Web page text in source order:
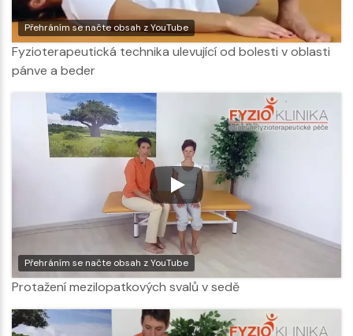
Přehráním se načte obsah z YouTube
Fyzioterapeutická technika ulevující od bolesti v oblasti
pánve a beder
Přehráním se načte obsah z YouTube
Protažení mezilopatkových svalů v sedě